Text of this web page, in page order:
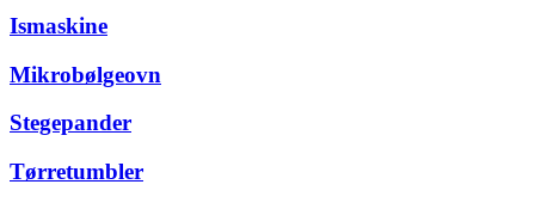
Ismaskine
Mikrobølgeovn
Stegepander
Tørretumbler